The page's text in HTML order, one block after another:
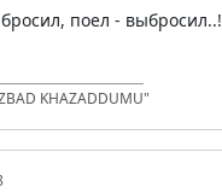
поел - выбросил..!
KHAZADDUMU"